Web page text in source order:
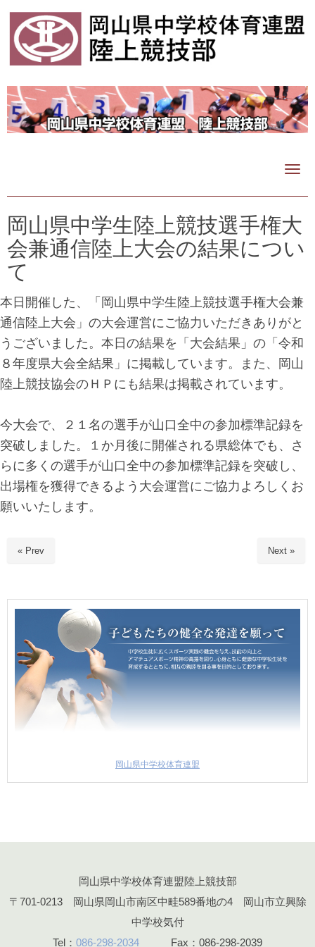
N
v
i
g
a
t
n
岡山県中学生陸上競技選手権大
会兼通信陸上大会の結果につい
て
本日開催した、「岡山県中学生陸上競技選手権大会兼
通信陸上大会」の大会運営にご協力いただきありがと
うございました。本日の結果を「大会結果」の「令和
８年度県大会全結果」に掲載しています。また、岡山
陸上競技協会のＨＰにも結果は掲載されています。
今大会で、２１名の選手が山口全中の参加標準記録を
突破しました。１か月後に開催される県総体でも、さ
らに多くの選手が山口全中の参加標準記録を突破し、
出場権を獲得できるよう大会運営にご協力よろしくお
願いいたします。
« Prev Next »
岡山県中学校体育連盟
岡山県中学校体育連盟陸上競技部
〒701-0213 岡山県岡山市南区中畦589番地の4 岡山市立興除
中学校気付
Tel： 086-298-2034 Fax：086-298-2039